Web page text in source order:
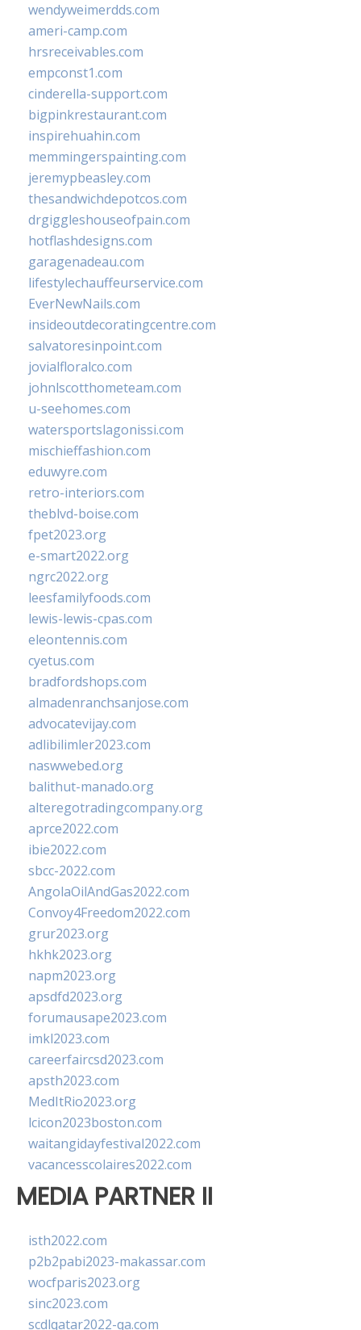
wendyweimerdds.com
ameri-camp.com
hrsreceivables.com
empconst1.com
cinderella-support.com
bigpinkrestaurant.com
inspirehuahin.com
memmingerspainting.com
jeremypbeasley.com
thesandwichdepotcos.com
drgiggleshouseofpain.com
hotflashdesigns.com
garagenadeau.com
lifestylechauffeurservice.com
EverNewNails.com
insideoutdecoratingcentre.com
salvatoresinpoint.com
jovialfloralco.com
johnlscotthometeam.com
u-seehomes.com
watersportslagonissi.com
mischieffashion.com
eduwyre.com
retro-interiors.com
theblvd-boise.com
fpet2023.org
e-smart2022.org
ngrc2022.org
leesfamilyfoods.com
lewis-lewis-cpas.com
eleontennis.com
cyetus.com
bradfordshops.com
almadenranchsanjose.com
advocatevijay.com
adlibilimler2023.com
naswwebed.org
balithut-manado.org
alteregotradingcompany.org
aprce2022.com
ibie2022.com
sbcc-2022.com
AngolaOilAndGas2022.com
Convoy4Freedom2022.com
grur2023.org
hkhk2023.org
napm2023.org
apsdfd2023.org
forumausape2023.com
imkl2023.com
careerfaircsd2023.com
apsth2023.com
MedItRio2023.org
lcicon2023boston.com
waitangidayfestival2022.com
vacancesscolaires2022.com
MEDIA PARTNER II
isth2022.com
p2b2pabi2023-makassar.com
wocfparis2023.org
sinc2023.com
scdlqatar2022-qa.com